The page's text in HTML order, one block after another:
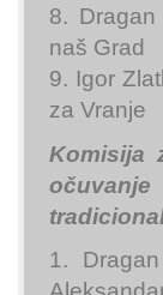
8.
naš Grad
9. Igor
za Vranje
Komisija
1.